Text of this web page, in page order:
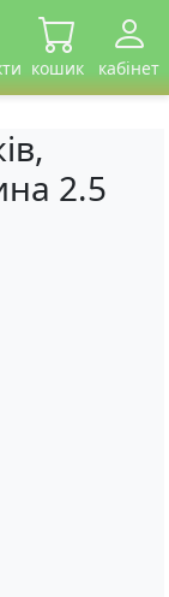
кошик кабінет
2.5